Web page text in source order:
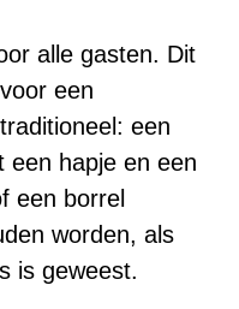
alle gasten. Dit
een
een
een hapje en een
een borrel
worden, als
is geweest.